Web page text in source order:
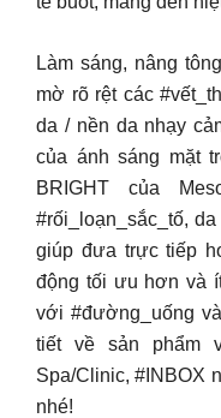
Làm sáng, nâng
mờ rõ rệt các
da / nền da nhạy
của ánh sáng mặt
BRIGHT của
#rối_loạn_sắc_tố,
giúp đưa trực tiếp
động tối ưu hơn và
với #đường_uống
tiết về sản phẩm
Spa/Clinic, #INBOX
nhé!